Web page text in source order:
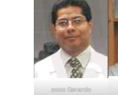
2002 Gerardo